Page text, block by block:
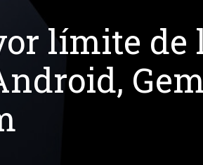
límite de